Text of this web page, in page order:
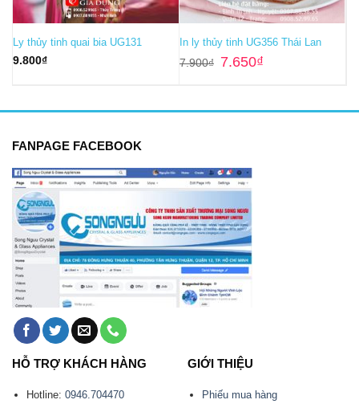
Ly thủy tinh quai bia UG131
9.800₫
In ly thủy tinh UG356 Thái Lan
7.900₫ Giá
gốc
7.650₫
FANPAGE FACEBOOK
HỖ TRỢ KHÁCH HÀNG
Hotline: 0946.704470
GIỚI THIỆU
Phiếu mua hàng